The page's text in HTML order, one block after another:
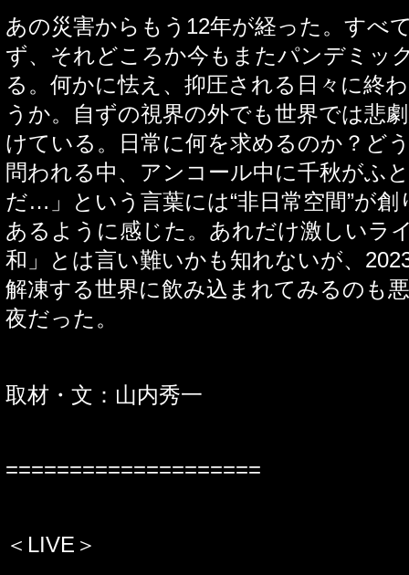
あの災害からもう 12年が経った。すべ
ず、それどころか今もまたパンデミッ
る。何かに怯え、抑圧される日々に終
うか。自ずの視界の外でも世界では悲
けている。日常に何を求めるのか？ど
問われる中、アンコール中に千秋がふ
だ… 」という言葉には“非日常空間”が創
あるように感じた。あれだけ激しいラ
和」とは言い難いかも知れないが、
解凍する世界に飲み込まれてみるのも
夜だった。
取材・文：山内秀一
====================
＜ LIVE＞